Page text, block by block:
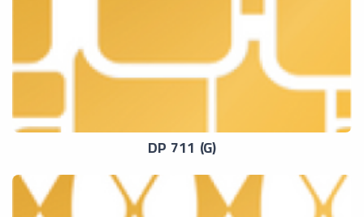
DP 711 (G)